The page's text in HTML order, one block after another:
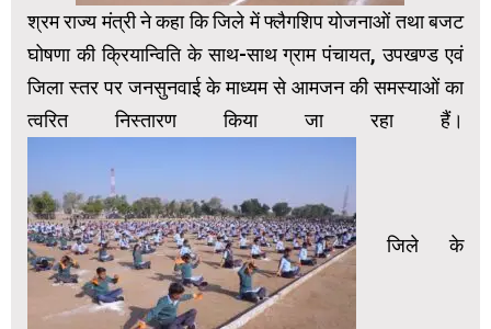
श्रम राज्य मंत्री ने कहा कि जिले में फ्लैगशिप योजनाओं तथा बजट
घोषणा की क्रियान्विति के साथ-साथ ग्राम पंचायत, उपखण्ड एवं
जिला स्तर पर जनसुनवाई के माध्यम से आमजन की समस्याओं का
त्वरित निस्तारण किया जा रहा हैं।
जिले के